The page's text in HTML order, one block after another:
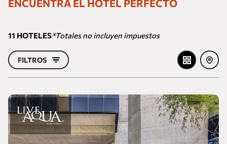
ENCUENTRA EL HOTEL PERFECTO
11 HOTELES*Totales no incluyen impuestos
FILTROS